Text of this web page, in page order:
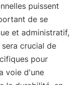
puissent
de se
et administratif,
crucial de
pour
voie d'une